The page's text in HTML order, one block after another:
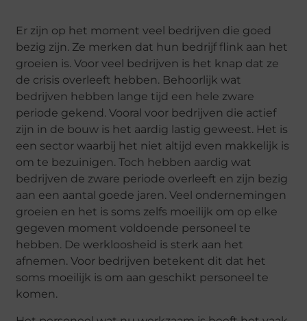
Er zijn op het moment veel bedrijven die goed
bezig zijn. Ze merken dat hun bedrijf flink aan het
groeien is. Voor veel bedrijven is het knap dat ze
de crisis overleeft hebben. Behoorlijk wat
bedrijven hebben lange tijd een hele zware
periode gekend. Vooral voor bedrijven die actief
zijn in de bouw is het aardig lastig geweest. Het is
een sector waarbij het niet altijd even makkelijk is
om te bezuinigen. Toch hebben aardig wat
bedrijven de zware periode overleeft en zijn bezig
aan een aantal goede jaren. Veel ondernemingen
groeien en het is soms zelfs moeilijk om op elke
gegeven moment voldoende personeel te
hebben. De werkloosheid is sterk aan het
afnemen. Voor bedrijven betekent dit dat het
soms moeilijk is om aan geschikt personeel te
komen.